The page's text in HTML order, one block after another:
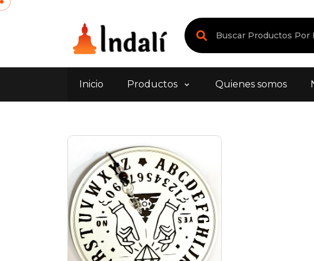
Inicio Productos Quienes somos